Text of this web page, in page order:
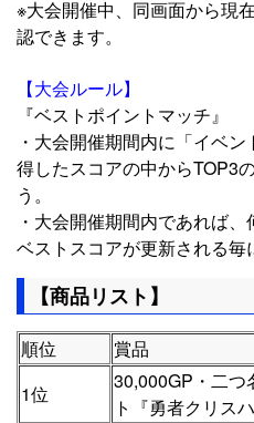
※大会開催中、同画面から現
認できます。
【大会ルール】
『ベストポイントマッチ』
・大会開催期間内に「イベ
得したスコアの中からTOP3
う。
・大会開催期間内であれば、
ベストスコアが更新される毎
【商品リスト】
順位
賞品
1位
30,000GP・二つ
ト『勇者クリス